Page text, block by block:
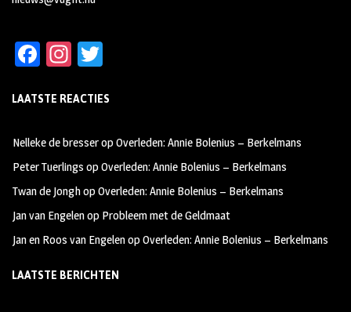
Fa
b
oo
k
In
ag
m
tt
LAATSTE REACTIES
Nelleke de bresseropOverleden: Annie Bolenius – Berkelmans
Peter Tuerlings opOverleden: Annie Bolenius – Berkelmans
Twan de JonghopOverleden: Annie Bolenius – Berkelmans
Jan van Engelenop Probleem met de Geldmaat
Jan en Roos van EngelenopOverleden: Annie Bolenius – Berkelmans
LAATSTE BERICHTEN